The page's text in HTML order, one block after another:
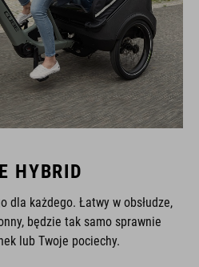
HYBRID
dla każdego. Łatwy w obsłudze,
będzie tak samo sprawnie
lub Twoje pociechy.